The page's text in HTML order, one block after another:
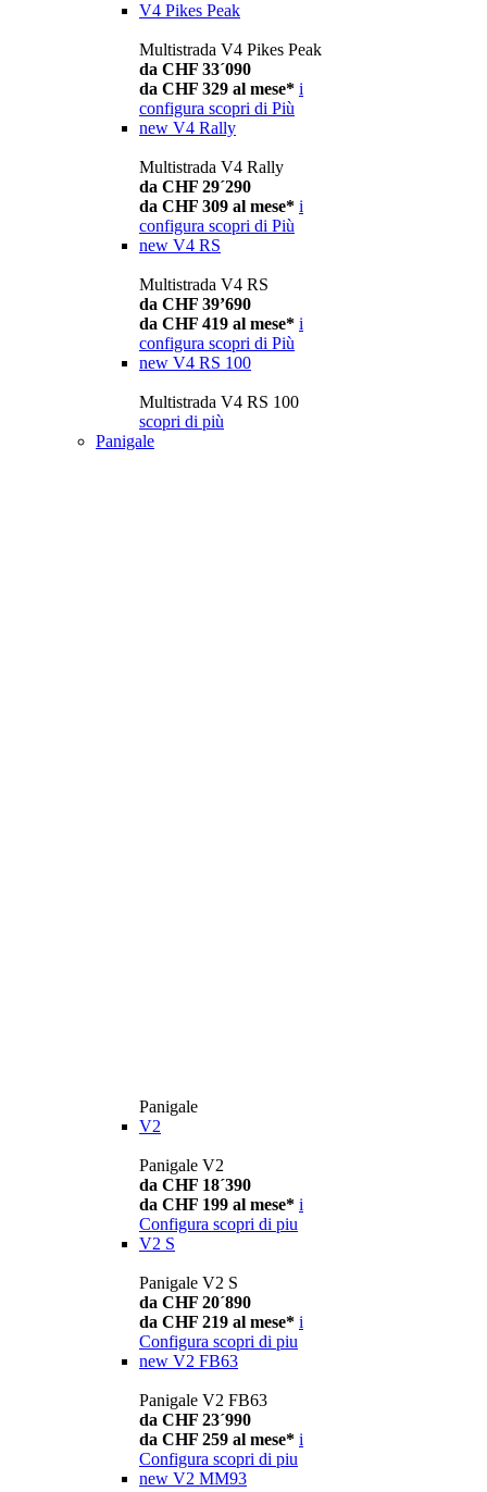
V4 Pikes Peak
Multistrada V4 Pikes Peak
da CHF 33´090
da CHF 329 al mese* i
configura scopri di Più
new V4 Rally
Multistrada V4 Rally
da CHF 29´290
da CHF 309 al mese* i
configura scopri di Più
new V4 RS
Multistrada V4 RS
da CHF 39’690
da CHF 419 al mese* i
configura scopri di Più
new V4 RS 100
Multistrada V4 RS 100
scopri di più
Panigale
Panigale
V2
Panigale V2
da CHF 18´390
da CHF 199 al mese* i
Configura scopri di piu
V2 S
Panigale V2 S
da CHF 20´890
da CHF 219 al mese* i
Configura scopri di piu
new V2 FB63
Panigale V2 FB63
da CHF 23´990
da CHF 259 al mese* i
Configura scopri di piu
new V2 MM93